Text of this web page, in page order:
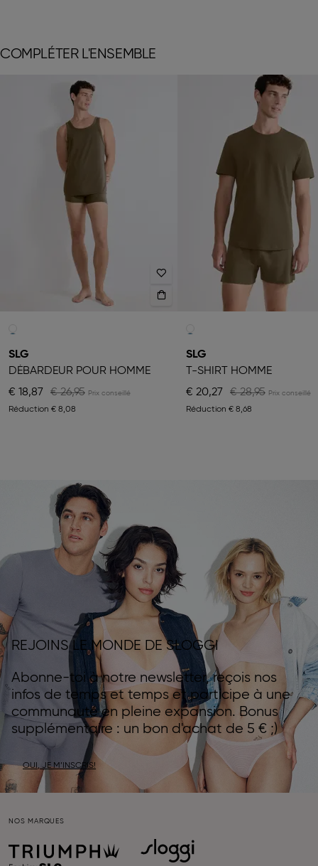
COMPLÉTER L'ENSEMBLE
SLG
DÉBARDEUR POUR HOMME
€ 18,87
€ 26,95
Réduction € 8,08
SLG
T-SHIRT HOMME
€ 20,27
€ 28,95
Réduction € 8,68
REJOINS LE MONDE DE SLOGGI
Abonne-toi à notre newsletter, reçois nos
infos de temps et temps et participe à une
communauté en pleine expansion. Bonus
supplémentaire : un bon d'achat de 5 € ;)
OUI, JE M’INSCRIS!
NOS MARQUES